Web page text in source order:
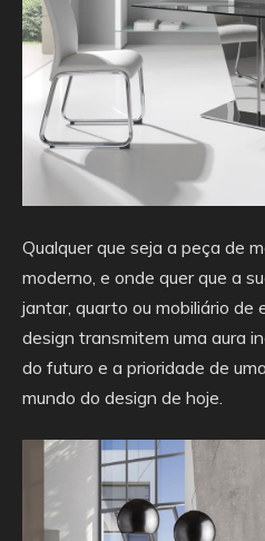
Qualquer que seja a peça de
moderno, e onde quer que a
jantar, quarto ou mobiliário
design transmitem uma aura
do futuro e a prioridade de
mundo do design de hoje.